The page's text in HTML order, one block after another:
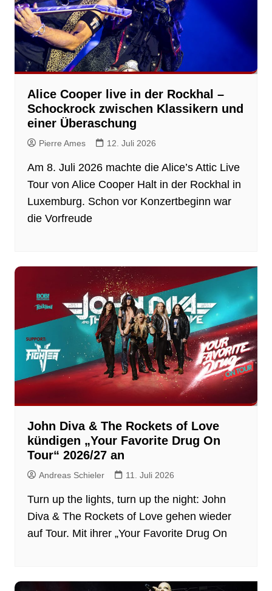
Alice Cooper live in der Rockhal –
Schockrock zwischen Klassikern und
einer Überaschung
Pierre Ames 12. Juli 2026
Am 8. Juli 2026 machte die Alice’s Attic Live
Tour von Alice Cooper Halt in der Rockhal in
Luxemburg. Schon vor Konzertbeginn war
die Vorfreude
John Diva & The Rockets of Love
kündigen „Your Favorite Drug On
Tour“ 2026/27 an
Andreas Schieler 11. Juli 2026
Turn up the lights, turn up the night: John
Diva & The Rockets of Love gehen wieder
auf Tour. Mit ihrer „Your Favorite Drug On